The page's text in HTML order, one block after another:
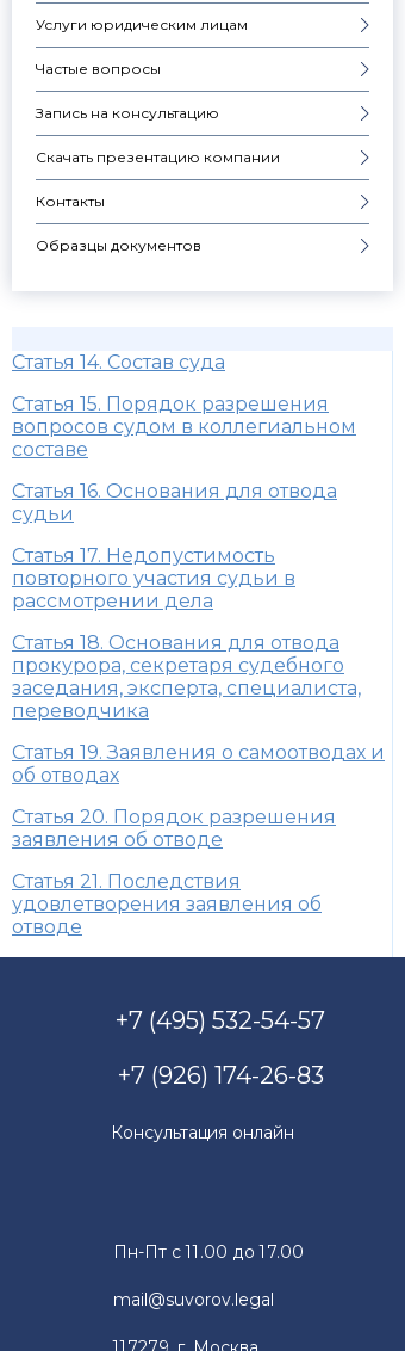
Услуги юридическим лицам
Частые вопросы
Запись на консультацию
Скачать презентацию компании
Контакты
Образцы документов
Статья 14. Состав суда
Статья 15. Порядок разрешения
вопросов судом в коллегиальном
составе
Статья 16. Основания для отвода
судьи
Статья 17. Недопустимость
повторного участия судьи в
рассмотрении дела
Статья 18. Основания для отвода
прокурора, секретаря судебного
заседания, эксперта, специалиста,
переводчика
Статья 19. Заявления о самоотводах и
об отводах
Статья 20. Порядок разрешения
заявления об отводе
Статья 21. Последствия
удовлетворения заявления об
отводе
Пн-Пт с 11.00 до 17.00
mail@suvorov.legal
+7 (495) 532-54-57
+7 (926) 174-26-83
Консультация онлайн